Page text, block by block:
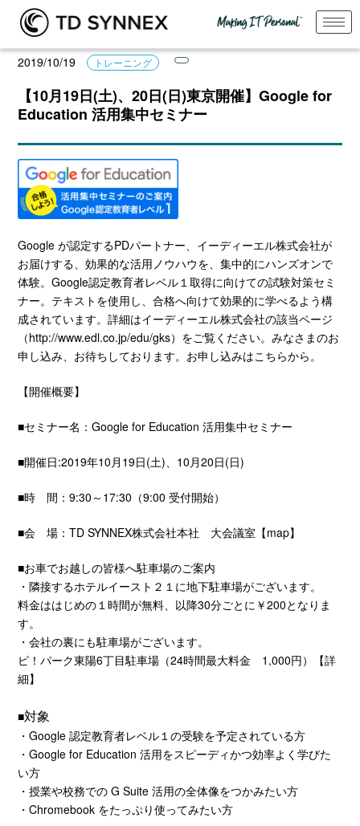
2019/10/19 トレーニング
【10月19日(土)、20日(日)東京開催】Google for
Education 活用集中セミナー
Google が認定するPDパートナー、イーディーエル株式会社が
お届けする、効果的な活用ノウハウを、集中的にハンズオンで
体験。Google認定教育者レベル１取得に向けての試験対策セミ
ナー。テキストを使用し、合格へ向けて効果的に学べるよう構
成されています。詳細はイーディーエル株式会社の該当ページ
（http://www.edl.co.jp/edu/gks） をご覧ください。みなさまのお
申し込み、お待ちしております。お申し込みはこちらから。
【開催概要】
■セミナー名：Google for Education 活用集中セミナー
■開催日:2019年10月19日(土)、10月20日(日)
■時 間：9:30～17:30（9:00 受付開始）
■会 場：TD SYNNEX株式会社本社 大会議室【map】
■お車でお越しの皆様へ駐車場のご案内
・隣接するホテルイースト２１に地下駐車場がございます。
料金ははじめの１時間が無料、以降30分ごとに￥200となりま
す。
・会社の裏にも駐車場がございます。
ピ！パーク東陽6丁目駐車場（24時間最大料金 1,000円）【詳
細】
■対象
・Google 認定教育者レベル１の受験を予定されている方
・Google for Education 活用をスピーディかつ効率よく学びた
い方
・授業や校務での G Suite 活用の全体像をつかみたい方
・Chromebook をたっぷり使ってみたい方